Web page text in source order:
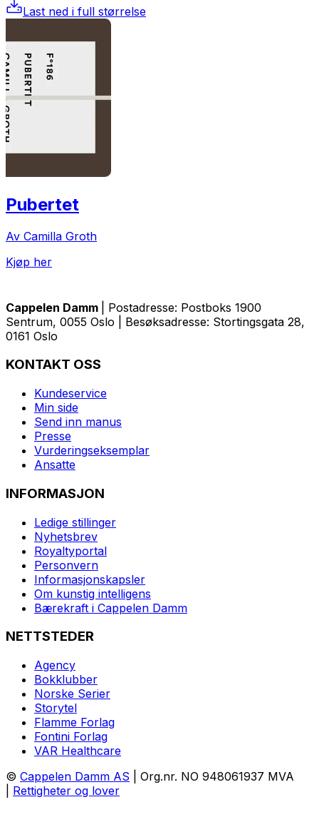
Last ned i full størrelse
Pubertet
Av Camilla Groth
Kjøp her
Cappelen Damm
| Postadresse: Postboks 1900
Sentrum, 0055 Oslo | Besøksadresse: Stortingsgata 28,
0161 Oslo
KONTAKT OSS
Kundeservice
Min side
Send inn manus
Presse
Vurderingseksemplar
Ansatte
INFORMASJON
Ledige stillinger
Nyhetsbrev
Royaltyportal
Personvern
Informasjonskapsler
Om kunstig intelligens
Bærekraft i Cappelen Damm
NETTSTEDER
Agency
Bokklubber
Norske Serier
Storytel
Flamme Forlag
Fontini Forlag
VAR Healthcare
© Cappelen Damm AS | Org.nr. NO 948061937 MVA
Rettigheter og lover